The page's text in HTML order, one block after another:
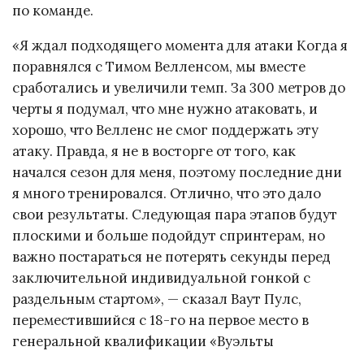
по команде.
«Я ждал подходящего момента для атаки Когда я
поравнялся с Тимом Велленсом, мы вместе
сработались и увеличили темп. За 300 метров до
черты я подумал, что мне нужно атаковать, и
хорошо, что Велленс не смог поддержать эту
атаку. Правда, я не в восторге от того, как
начался сезон для меня, поэтому последние дни
я много тренировался. Отлично, что это дало
свои результаты. Следующая пара этапов будут
плоскими и больше подойдут спринтерам, но
важно постараться не потерять секунды перед
заключительной индивидуальной гонкой с
раздельным стартом», — сказал Ваут Пулс,
переместившийся с 18-го на первое место в
генеральной квалификации «Вуэльты